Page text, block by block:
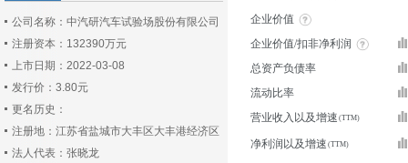
公司名称：中汽研汽车试验场股份有限公司
注册资本：132390万元
上市日期：2022-03-08
发行价：3.80元
更名历史：
注册地：江苏省盐城市大丰区大丰港经济区
法人代表：张晓龙
企业价值
企业价值/扣非净利润
总资产负债率
流动比率
营业收入以及增速
净利润以及增速